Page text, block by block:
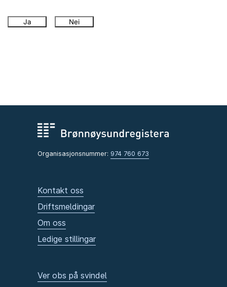
Ja Nei
Organisasjonsnummer: 974 760 673
Kontakt oss
Driftsmeldingar
Om oss
Ledige stillingar
Ver obs på svindel